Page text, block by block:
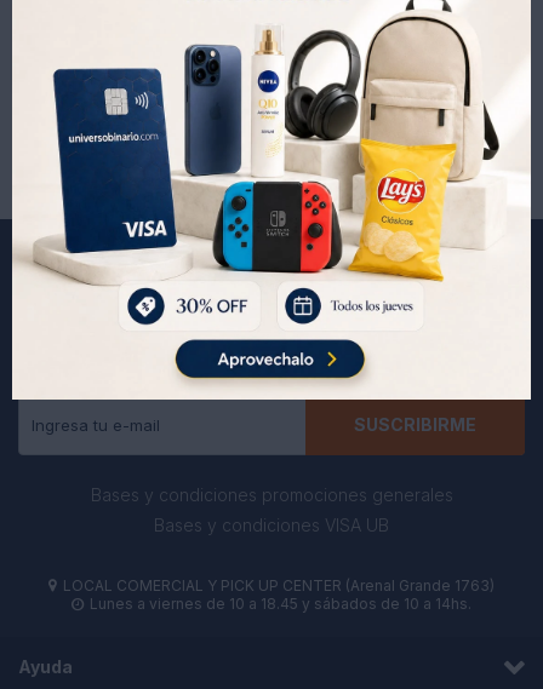

Suscríbete a nuestra newsletter
Recibe todas las novedades y ofertas de nuestra tienda.
SUSCRIBIRME
Bases y condiciones promociones generales
Bases y condiciones VISA UB
 LOCAL COMERCIAL Y PICK UP CENTER (Arenal Grande 1763)
 Lunes a viernes de 10 a 18.45 y sábados de 10 a 14hs.
Ayuda